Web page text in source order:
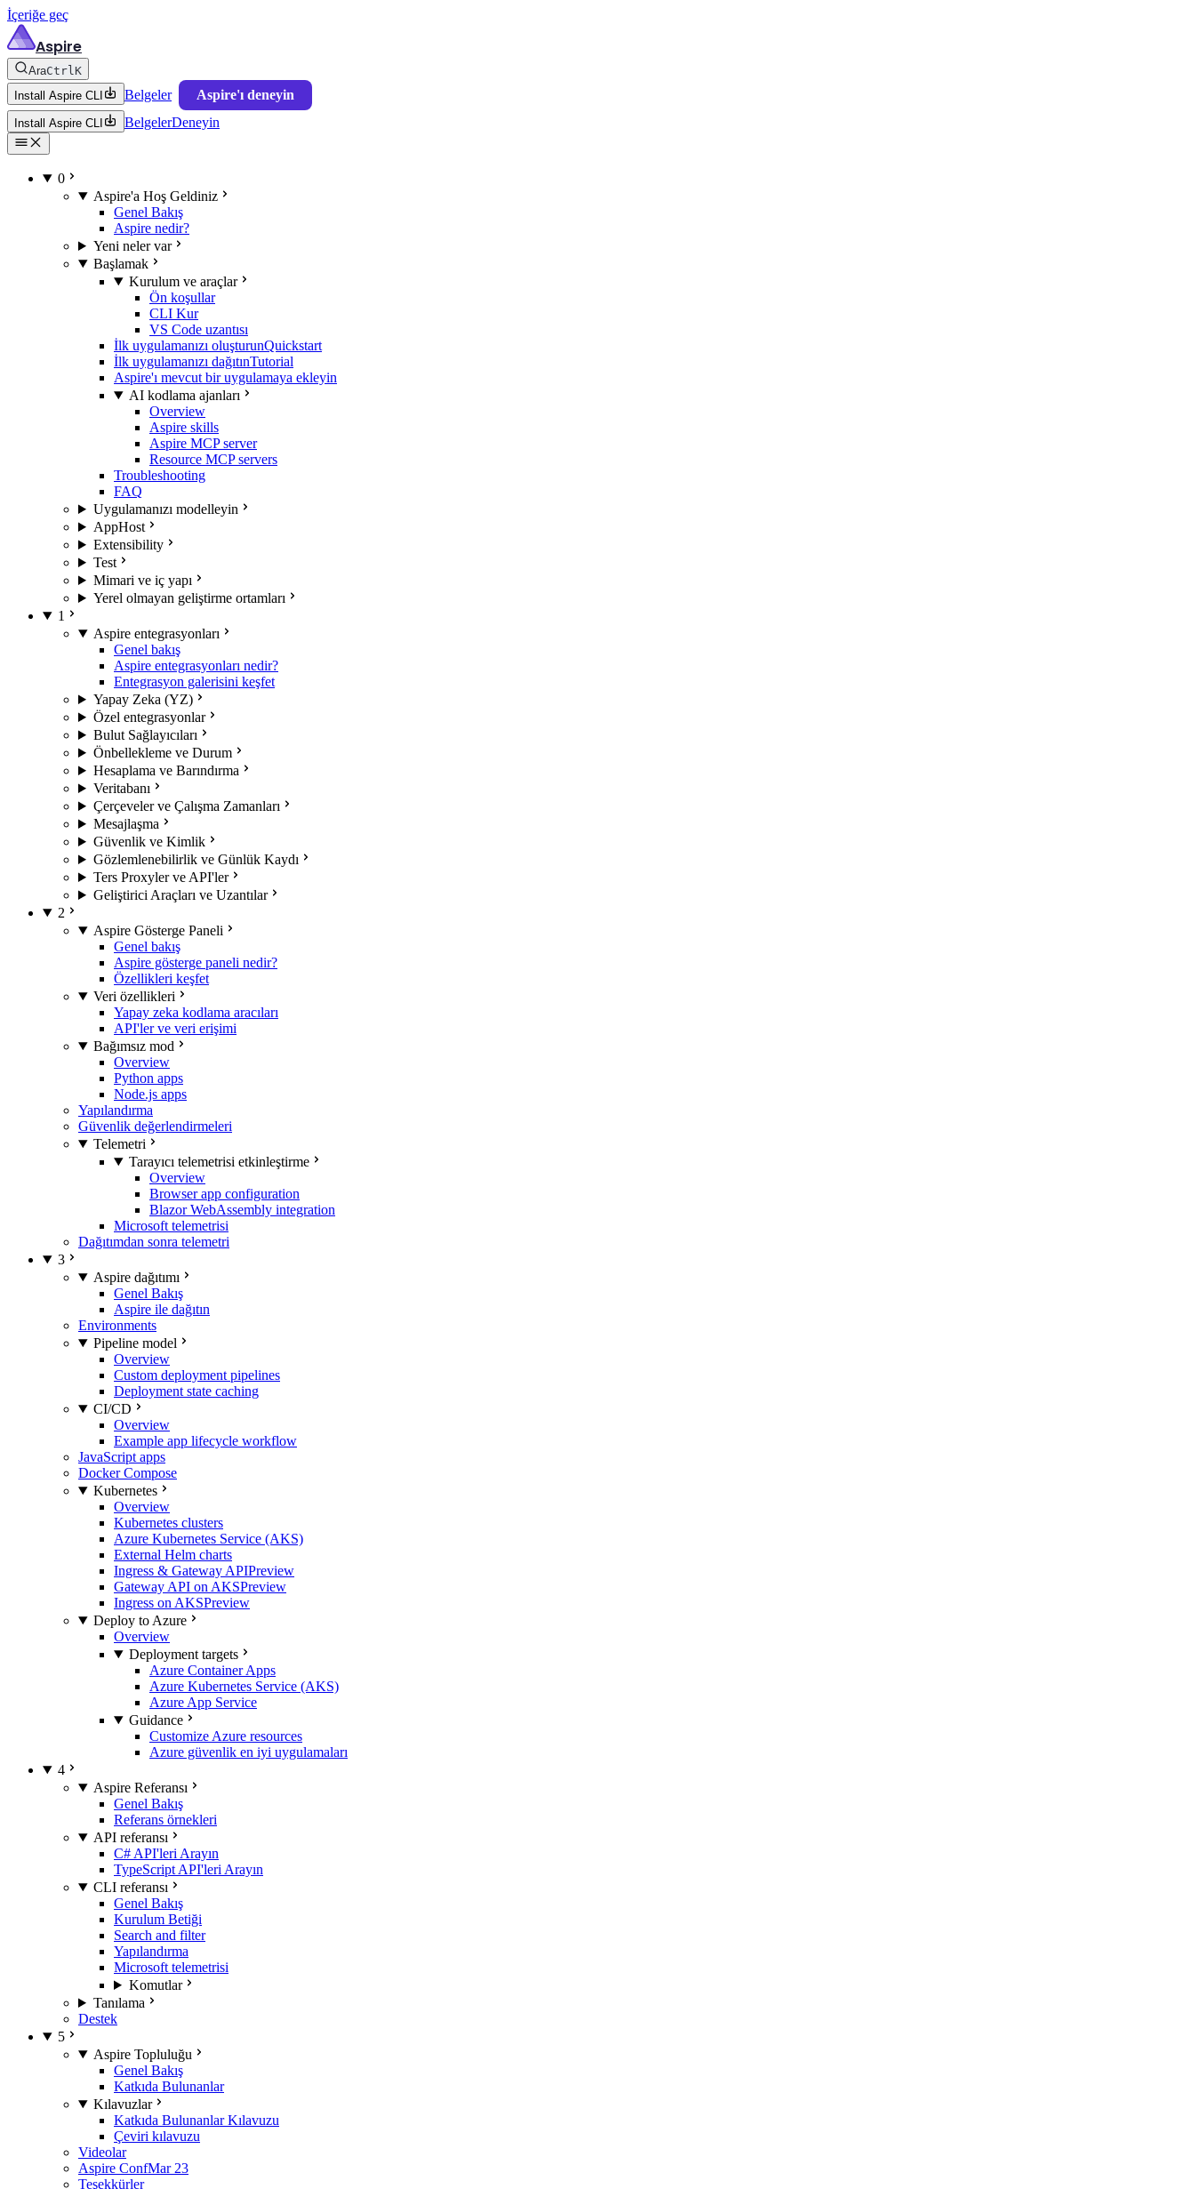
İçeriğe geç
Aspire
AraCtrlK
Install Aspire CLI
Belgeler Aspire'ı deneyin
Install Aspire CLI BelgelerDeneyin
0
Aspire'a Hoş Geldiniz
Genel Bakış
Aspire nedir?
Yeni neler var
Başlamak
Kurulum ve araçlar
Ön koşullar
CLI Kur
VS Code uzantısı
İlk uygulamanızı oluşturunQuickstart
İlk uygulamanızı dağıtınTutorial
Aspire'ı mevcut bir uygulamaya ekleyin
AI kodlama ajanları
Overview
Aspire skills
Aspire MCP server
Resource MCP servers
Troubleshooting
FAQ
Uygulamanızı modelleyin
AppHost
Extensibility
Test
Mimari ve iç yapı
Yerel olmayan geliştirme ortamları
1
Aspire entegrasyonları
Genel bakış
Aspire entegrasyonları nedir?
Entegrasyon galerisini keşfet
Yapay Zeka (YZ)
Özel entegrasyonlar
Bulut Sağlayıcıları
Önbellekleme ve Durum
Hesaplama ve Barındırma
Veritabanı
Çerçeveler ve Çalışma Zamanları
Mesajlaşma
Güvenlik ve Kimlik
Gözlemlenebilirlik ve Günlük Kaydı
Ters Proxyler ve API'ler
Geliştirici Araçları ve Uzantılar
2
Aspire Gösterge Paneli
Genel bakış
Aspire gösterge paneli nedir?
Özellikleri keşfet
Veri özellikleri
Yapay zeka kodlama aracıları
API'ler ve veri erişimi
Bağımsız mod
Overview
Python apps
Node.js apps
Yapılandırma
Güvenlik değerlendirmeleri
Telemetri
Tarayıcı telemetrisi etkinleştirme
Overview
Browser app configuration
Blazor WebAssembly integration
Microsoft telemetrisi
Dağıtımdan sonra telemetri
3
Aspire dağıtımı
Genel Bakış
Aspire ile dağıtın
Environments
Pipeline model
Overview
Custom deployment pipelines
Deployment state caching
CI/CD
Overview
Example app lifecycle workflow
JavaScript apps
Docker Compose
Kubernetes
Overview
Kubernetes clusters
Azure Kubernetes Service (AKS)
External Helm charts
Ingress & Gateway APIPreview
Gateway API on AKSPreview
Ingress on AKSPreview
Deploy to Azure
Overview
Deployment targets
Azure Container Apps
Azure Kubernetes Service (AKS)
Azure App Service
Guidance
Customize Azure resources
Azure güvenlik en iyi uygulamaları
4
Aspire Referansı
Genel Bakış
Referans örnekleri
API referansı
C# API'leri Arayın
TypeScript API'leri Arayın
CLI referansı
Genel Bakış
Kurulum Betiği
Search and filter
Yapılandırma
Microsoft telemetrisi
Komutlar
Tanılama
Destek
5
Aspire Topluluğu
Genel Bakış
Katkıda Bulunanlar
Kılavuzlar
Katkıda Bulunanlar Kılavuzu
Çeviri kılavuzu
Videolar
Aspire ConfMar 23
Teşekkürler